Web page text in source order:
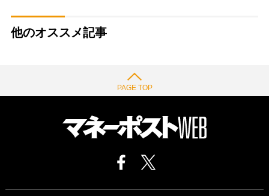
他のオススメ記事
PAGE TOP